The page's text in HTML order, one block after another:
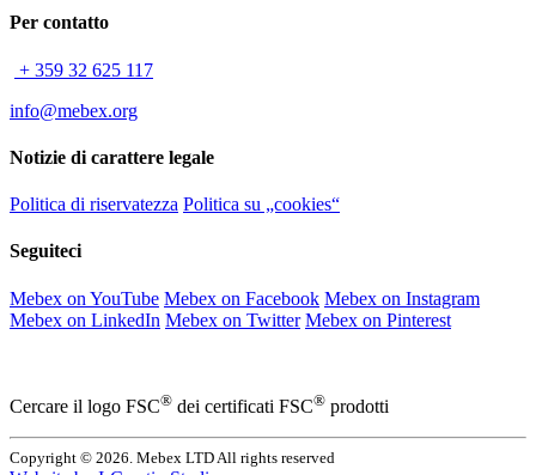
Per contatto
+ 359 32 625 117
info@mebex.org
Notizie di carattere legale
Politica di riservatezza Politica su „cookies“
Seguiteci
Mebex on YouTube Mebex on Facebook Mebex on Instagram
Mebex on LinkedIn Mebex on Twitter Mebex on Pinterest
Cercare il logo FSC® dei certificati FSC® prodotti
Copyright © 2026. Mebex LTD All rights reserved